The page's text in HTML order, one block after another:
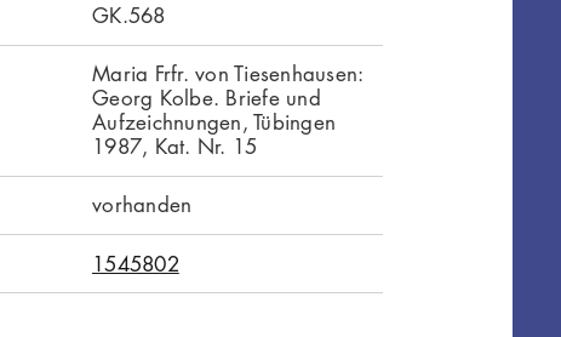
GK.568
Maria Frfr. von Tiesenhausen:
Georg Kolbe. Briefe und
Aufzeichnungen, Tübingen
1987, Kat. Nr. 15
vorhanden
1545802